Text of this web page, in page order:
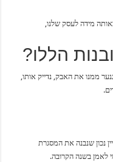
מידה לעסק שלנו,
הללו?
ממנו את האבק, נדייק אותו,
נכון שנבנה את המסגרת
לאמן בשנה הקרובה.